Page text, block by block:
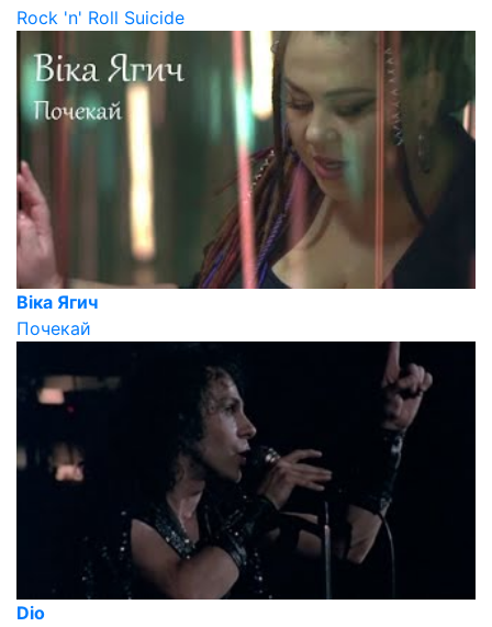
Rock 'n' Roll Suicide
Віка Ягич
Почекай
Dio